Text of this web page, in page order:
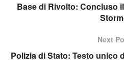
Base di Rivolto: Concluso
Next
Polizia di Stato: Testo unico